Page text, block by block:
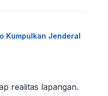
Kumpulkan Jenderal
realitas lapangan.